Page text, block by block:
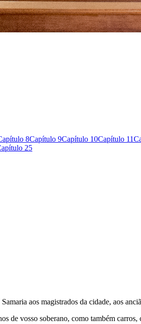
8Capítulo 9Capítulo 10Capítulo 11
25
aos magistrados da cidade, aos
de vosso soberano, como também